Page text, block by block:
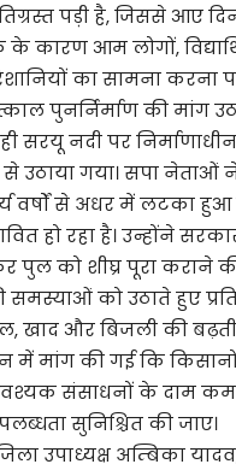
पड़ी है, जिससे आए
कारण आम लोगों,
का सामना करना
पुनर्निर्माण की मांग
सरयू नदी पर
से उठाया गया। सपा
वर्षों से अधर में लटका हुआ
हो रहा है। उन्होंने
पुल को शीघ्र पूरा कराने
समस्याओं को उठाते हुए
खाद और बिजली की
में मांग की गई कि
संसाधनों के दाम कम
सुनिश्चित की जाए।
उपाध्यक्ष अम्बिका